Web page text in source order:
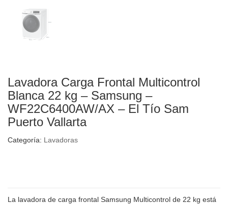
Lavadora Carga Frontal Multicontrol
Blanca 22 kg – Samsung –
WF22C6400AW/AX – El Tío Sam
Puerto Vallarta
Categoría: Lavadoras
La lavadora de carga frontal Samsung Multicontrol de 22 kg está